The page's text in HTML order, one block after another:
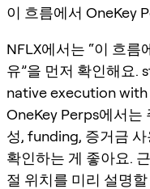
이 흐름에서 OneKey
NFLX에서는 “이 흐름
유”을 먼저 확인해요
native execution
OneKey Perps에서는
성, funding, 증거금
확인하는 게 좋아요.
절 위치를 미리 설명